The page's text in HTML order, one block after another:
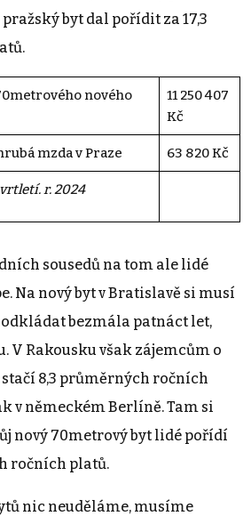
byt dal pořídit za 17,3
nového
11 250 407
Kč
mzda v Praze 63 820 Kč
r. 2024
sousedů na tom ale lidé
Na nový byt v Bratislavě si musí
bezmála patnáct let,
V Rakousku však zájemcům o
8,3 průměrných ročních
v německém Berlíně. Tam si
nový 70metrový byt lidé pořídí
ročních platů.
nic neuděláme, musíme